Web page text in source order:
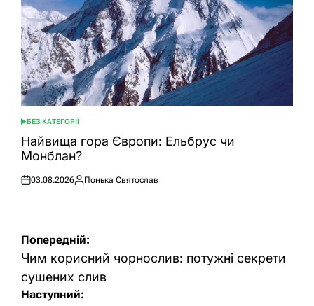
ОПУБЛІКУВАТИ
У
БЕЗ КАТЕГОРІЇ
Найвища гора Європи: Ельбрус чи
Монблан?
Оприлюднено
03.08.2026
Опубліковано
Понька Святослав
Навігація
записів
Попередній:
Чим корисний чорнослив: потужні секрети
сушених слив
Наступний: